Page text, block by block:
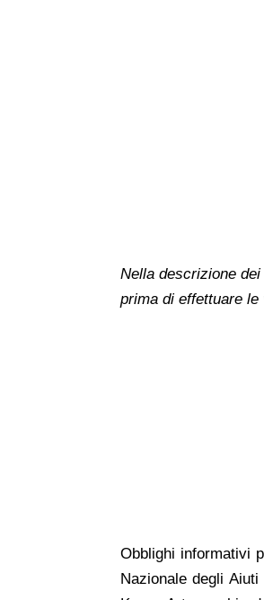
Nella descrizione
prima di effettuare
Obblighi informativi
Nazionale degli